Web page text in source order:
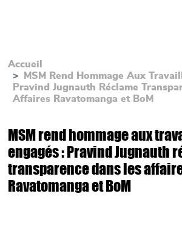
Accueil
MSM Rend Hommage Aux
Pravind Jugnauth Réclame
Affaires Ravatomanga et BoM
MSM rend hommage aux
engagés : Pravind Jugnauth
transparence dans les
Ravatomanga et BoM